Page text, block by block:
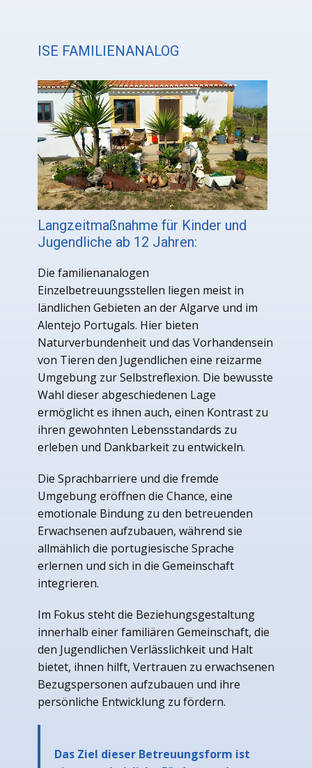
ISE FAMILIENANALOG
Langzeitmaßnahme für Kinder und
Jugendliche ab 12 Jahren:
Die familienanalogen
Einzelbetreuungsstellen liegen meist in
ländlichen Gebieten an der Algarve und im
Alentejo Portugals. Hier bieten
Naturverbundenheit und das Vorhandensein
von Tieren den Jugendlichen eine reizarme
Umgebung zur Selbstreflexion. Die bewusste
Wahl dieser abgeschiedenen Lage
ermöglicht es ihnen auch, einen Kontrast zu
ihren gewohnten Lebensstandards zu
erleben und Dankbarkeit zu entwickeln.
Die Sprachbarriere und die fremde
Umgebung eröffnen die Chance, eine
emotionale Bindung zu den betreuenden
Erwachsenen aufzubauen, während sie
allmählich die portugiesische Sprache
erlernen und sich in die Gemeinschaft
integrieren.
Im Fokus steht die Beziehungsgestaltung
innerhalb einer familiären Gemeinschaft, die
den Jugendlichen Verlässlichkeit und Halt
bietet, ihnen hilft, Vertrauen zu erwachsenen
Bezugspersonen aufzubauen und ihre
persönliche Entwicklung zu fördern.
Das Ziel dieser Betreuungsform ist